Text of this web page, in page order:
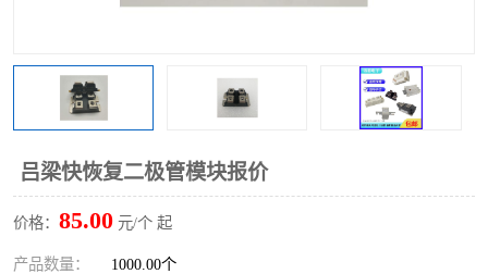
吕梁快恢复二极管模块报价
价格： 85.00 元/个 起
产品数量： 1000.00个